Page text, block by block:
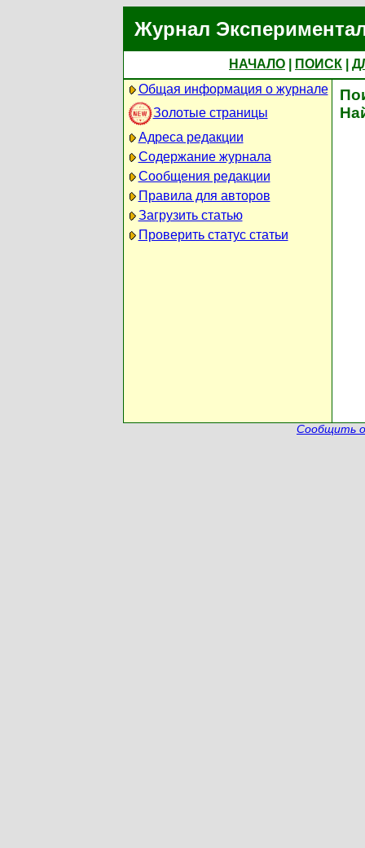
Журнал
НАЧАЛО ПОИСК
Общая информация о журнале
Золотые страницы
Адреса редакции
Содержание журнала
Сообщения редакции
Правила для авторов
Загрузить статью
Проверить статус статьи
Сообщить о